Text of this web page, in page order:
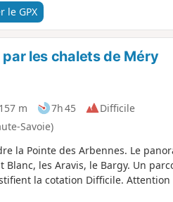
le GPX
les chalets de Méry
m 7h 45
Difficile
Savoie)
la Pointe des Arbennes. Le
Blanc, les Aravis, le Bargy. Un
la cotation Difficile. Attention